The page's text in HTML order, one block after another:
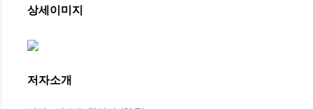
상세이미지
저자소개